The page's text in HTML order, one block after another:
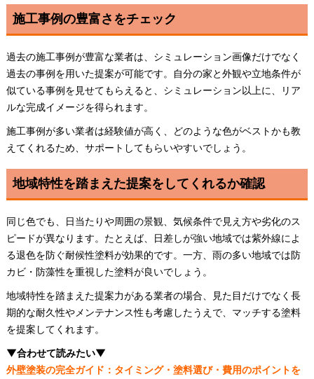
施工事例の豊富さをチェック
過去の施工事例が豊富な業者は、シミュレーション画像だけでなく
過去の事例を用いた提案が可能です。自分の家と外観や立地条件が
似ている事例を見せてもらえると、シミュレーション以上に、リア
ルな完成イメージを得られます。
施工事例が多い業者は経験値が高く、どのような色がベストかも教
えてくれるため、サポートしてもらいやすいでしょう。
地域特性を踏まえた提案をしてくれるか確認
同じ色でも、日当たりや周囲の景観、気候条件で見え方や劣化のス
ピードが異なります。たとえば、日差しが強い地域では紫外線によ
る退色を防ぐ耐候性塗料が効果的です。一方、雨の多い地域では防
カビ・防藻性を重視した塗料が良いでしょう。
地域特性を踏まえた提案力がある業者の場合、見た目だけでなく長
期的な耐久性やメンテナンス性も考慮したうえで、マッチする塗料
を提案してくれます。
▼合わせて読みたい▼
外壁塗装の完全ガイド：タイミング・塗料選び・費用のポイントを